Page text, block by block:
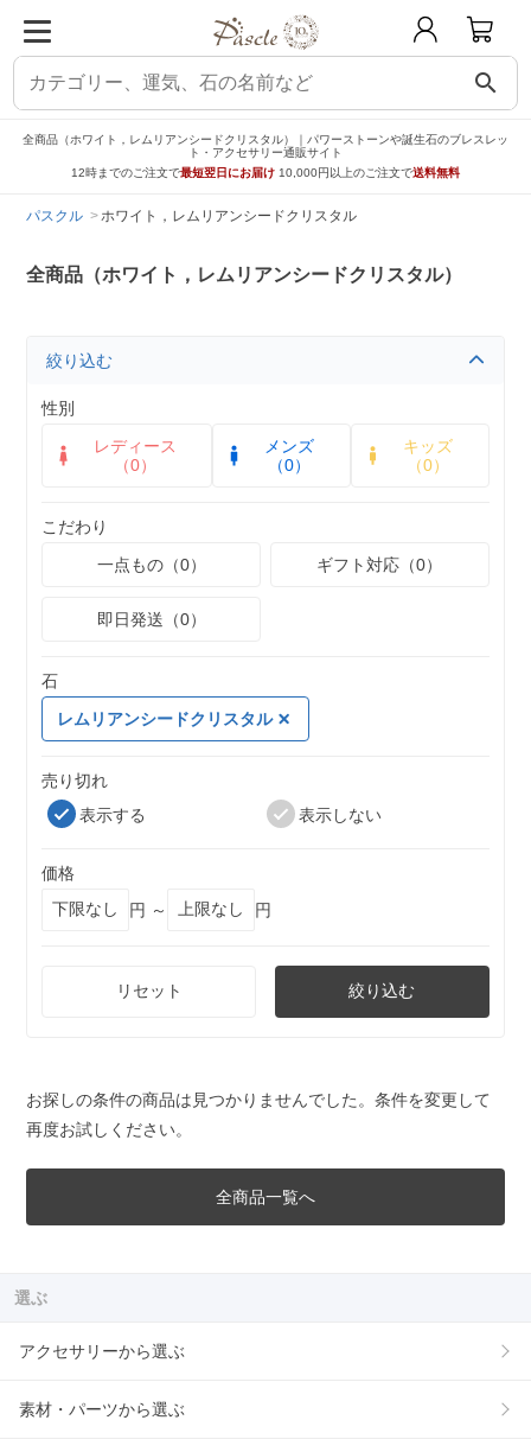
search
全商品（ホワイト，レムリアンシードクリスタル）｜パワーストーンや誕生石のブレスレッ
ト・アクセサリー通販サイト
12時までのご注文で最短翌日にお届け 10,000円以上のご注文で送料無料
パスクル ホワイト，レムリアンシードクリスタル
全商品（ホワイト，レムリアンシードクリスタル）
絞り込む
性別
レディース
（0）
メンズ
（0）
キッズ
（0）
こだわり
一点もの（0）
ギフト対応（0）
即日発送（0）
石
レムリアンシードクリスタル
売り切れ
表示する
表示しない
価格
円 ～
円
リセット 絞り込む
お探しの条件の商品は見つかりませんでした。条件を変更して
再度お試しください。
全商品一覧へ
選ぶ
アクセサリーから選ぶ
素材・パーツから選ぶ